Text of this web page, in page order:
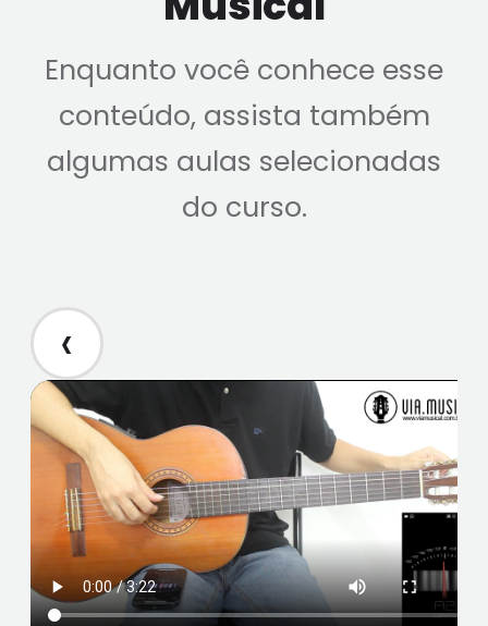
Enquanto você conhece esse
conteúdo, assista também
algumas aulas selecionadas
do curso.
‹